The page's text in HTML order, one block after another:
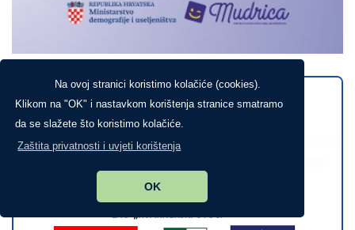
Na ovoj stranici koristimo kolačiće (cookies).
Klikom na "OK" i nastavkom korištenja stranice smatramo
da se slažete što koristimo kolačiće.
Zaštita privatnosti i uvjeti korištenja
OK